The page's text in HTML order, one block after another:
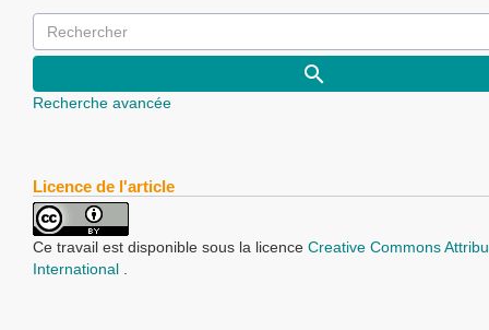
Recherche avancée
Licence de l'article
Ce travail est disponible sous la licence Creative Commons
International